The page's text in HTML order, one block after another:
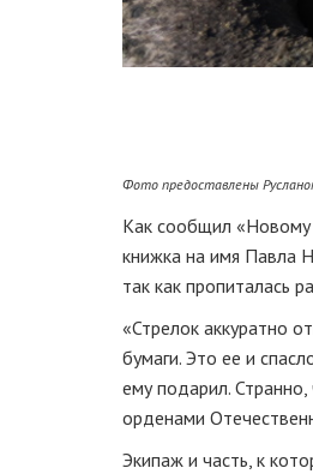
Фото предоставлены
Как сообщил «Новому
книжка на имя Павла
так как пропиталась
«Стрелок аккуратно
бумаги. Это ее и
ему подарил.
орденами
Экипаж и часть, к